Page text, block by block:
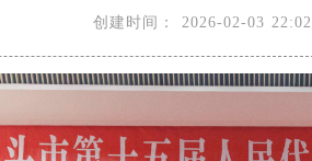
创建时间： 2026-02-03 22:02